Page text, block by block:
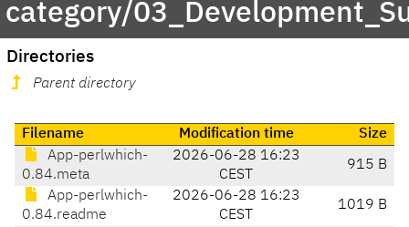
category/
Directories
Parent directory
Filename Modification time
Size
App-perlwhich-
0.84.meta
2026-06-28 16:23
CEST
915 B
App-perlwhich-
0.84.readme
2026-06-28 16:23
CEST
1019 B